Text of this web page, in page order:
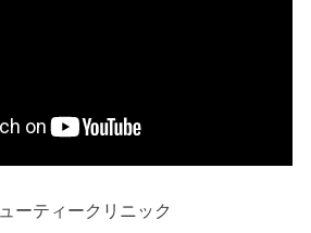
ーティークリニック